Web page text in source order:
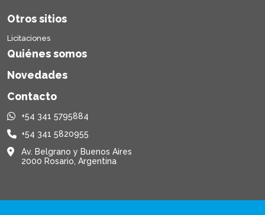
Otros sitios
Licitaciones
Quiénes somos
Novedades
Contacto
+54 341 5795884
+54 341 5820955
Av. Belgrano y Buenos Aires
2000 Rosario, Argentina